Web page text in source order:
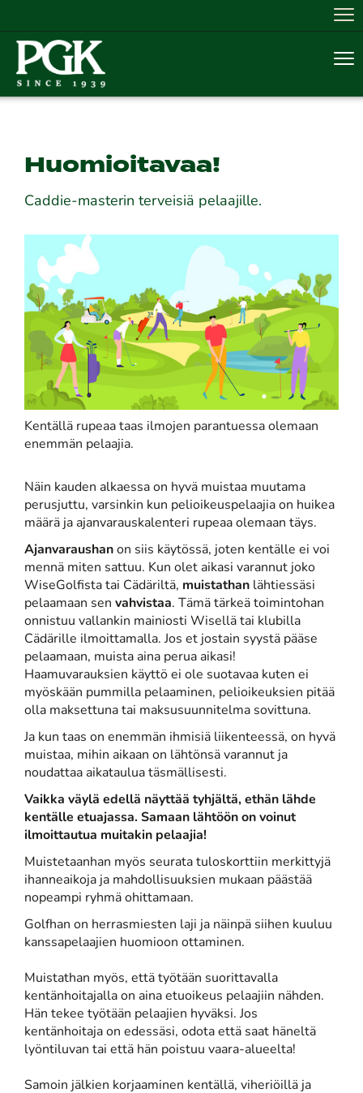
Huomioitavaa!
Caddie-masterin terveisiä pelaajille.
Kentällä rupeaa taas ilmojen parantuessa olemaan
enemmän pelaajia.
Näin kauden alkaessa on hyvä muistaa muutama
perusjuttu, varsinkin kun pelioikeuspelaajia on huikea
määrä ja ajanvarauskalenteri rupeaa olemaan täys.
Ajanvaraushan on siis käytössä, joten kentälle ei voi
mennä miten sattuu. Kun olet aikasi varannut joko
WiseGolfista tai Cädäriltä, muistathan lähtiessäsi
pelaamaan sen vahvistaa. Tämä tärkeä toimintohan
onnistuu vallankin mainiosti Wisellä tai klubilla
Cädärille ilmoittamalla. Jos et jostain syystä pääse
pelaamaan, muista aina perua aikasi!
Haamuvarauksien käyttö ei ole suotavaa kuten ei
myöskään pummilla pelaaminen, pelioikeuksien pitää
olla maksettuna tai maksusuunnitelma sovittuna.
Ja kun taas on enemmän ihmisiä liikenteessä, on hyvä
muistaa, mihin aikaan on lähtönsä varannut ja
noudattaa aikataulua täsmällisesti.
Vaikka väylä edellä näyttää tyhjältä, ethän lähde
kentälle etuajassa. Samaan lähtöön on voinut
ilmoittautua muitakin pelaajia!
Muistetaanhan myös seurata tuloskorttiin merkittyjä
ihanneaikoja ja mahdollisuuksien mukaan päästää
nopeampi ryhmä ohittamaan.
Golfhan on herrasmiesten laji ja näinpä siihen kuuluu
kanssapelaajien huomioon ottaminen.
Muistathan myös, että työtään suorittavalla
kentänhoitajalla on aina etuoikeus pelaajiin nähden.
Hän tekee työtään pelaajien hyväksi. Jos
kentänhoitaja on edessäsi, odota että saat häneltä
lyöntiluvan tai että hän poistuu vaara-alueelta!
Samoin jälkien korjaaminen kentällä, viheriöillä ja